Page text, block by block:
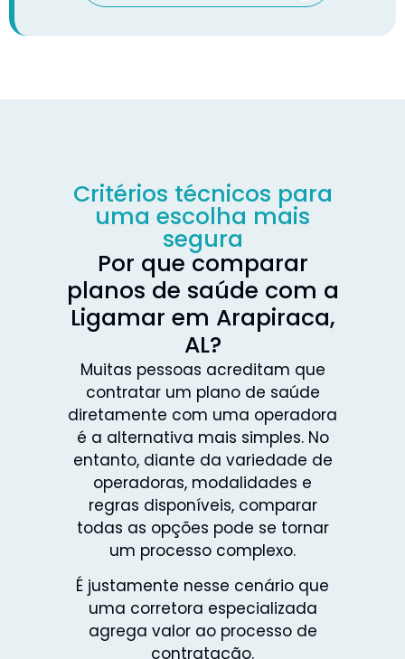
Critérios técnicos para
uma escolha mais
segura
Por que comparar
planos de saúde com a
Ligamar em Arapiraca,
AL?
Muitas pessoas acreditam que
contratar um plano de saúde
diretamente com uma operadora
é a alternativa mais simples. No
entanto, diante da variedade de
operadoras, modalidades e
regras disponíveis, comparar
todas as opções pode se tornar
um processo complexo.
É justamente nesse cenário que
uma corretora especializada
agrega valor ao processo de
contratação.